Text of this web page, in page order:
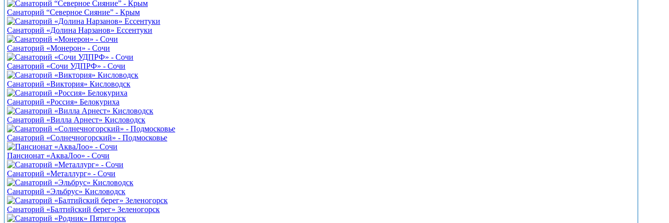
Санаторий “Северное Сияние” - Крым
Санаторий «Долина Нарзанов» Ессентуки
Санаторий «Монерон» - Сочи
Санаторий «Сочи УДПРФ» - Сочи
Санаторий «Виктория» Кисловодск
Санаторий «Россия» Белокуриха
Санаторий «Вилла Арнест» Кисловодск
Санаторий «Солнечногорский» - Подмосковье
Пансионат «АкваЛоо» - Сочи
Санаторий «Металлург» - Сочи
Санаторий «Эльбрус» Кисловодск
Санаторий «Балтийский берег» Зеленогорск